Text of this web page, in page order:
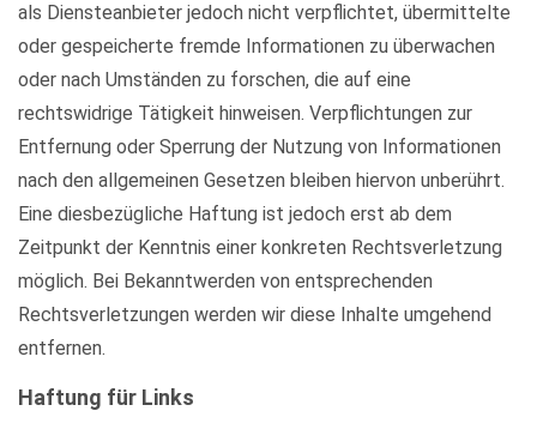
als Diensteanbieter jedoch nicht verpflichtet, übermittelte
oder gespeicherte fremde Informationen zu überwachen
oder nach Umständen zu forschen, die auf eine
rechtswidrige Tätigkeit hinweisen. Verpflichtungen zur
Entfernung oder Sperrung der Nutzung von Informationen
nach den allgemeinen Gesetzen bleiben hiervon unberührt.
Eine diesbezügliche Haftung ist jedoch erst ab dem
Zeitpunkt der Kenntnis einer konkreten Rechtsverletzung
möglich. Bei Bekanntwerden von entsprechenden
Rechtsverletzungen werden wir diese Inhalte umgehend
entfernen.
Haftung für Links